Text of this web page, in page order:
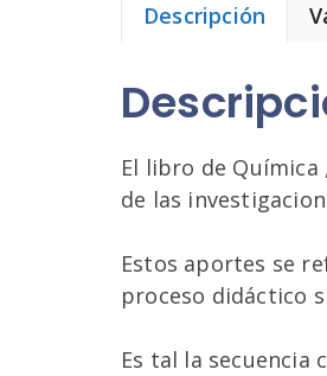
Descripción
El libro de
de las
Estos aportes se
proceso didáctico
Es tal la secuencia